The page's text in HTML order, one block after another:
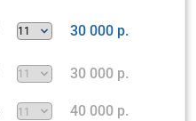
30 000 р.
30 000 р.
40 000 р.